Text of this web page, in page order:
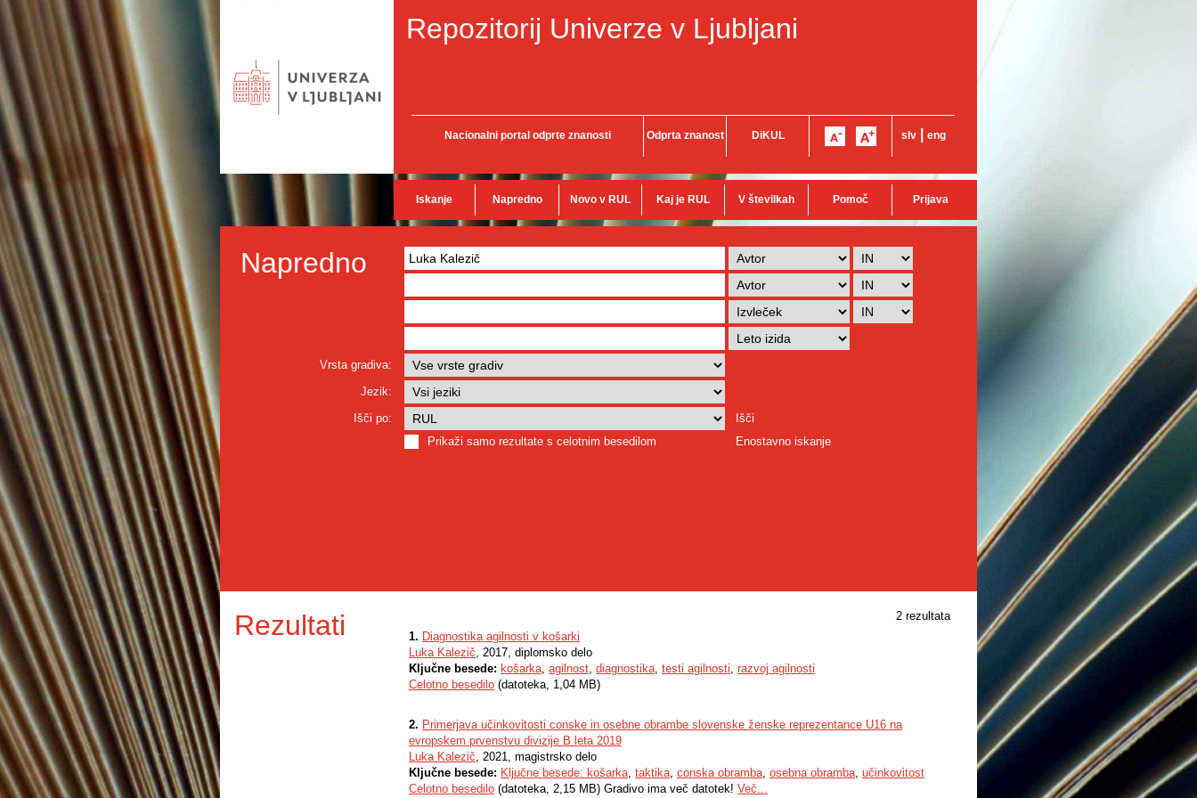
Repozitorij Univerze v Ljubljani
Nacionalni portal odprte znanosti Odprta znanost DiKUL slv eng
Iskanje Napredno Novo v RUL Kaj je RUL V številkah Pomoč Prijava
Napredno
Vrsta gradiva:
Jezik:
Išči po:
Išči
Prikaži samo rezultate s celotnim besedilom
Enostavno iskanje
Rezultati
2 rezultata
1. Diagnostika agilnosti v košarki
Luka Kalezič, 2017, diplomsko delo
Ključne besede: košarka, agilnost, diagnostika, testi agilnosti, razvoj agilnosti
Celotno besedilo (datoteka, 1,04 MB)
2. Primerjava učinkovitosti conske in osebne obrambe slovenske ženske reprezentance U16 na
evropskem prvenstvu divizije B leta 2019
Luka Kalezič, 2021, magistrsko delo
Ključne besede: Ključne besede: košarka, taktika, conska obramba, osebna obramba, učinkovitost
Celotno besedilo (datoteka, 2,15 MB) Gradivo ima več datotek! Več...